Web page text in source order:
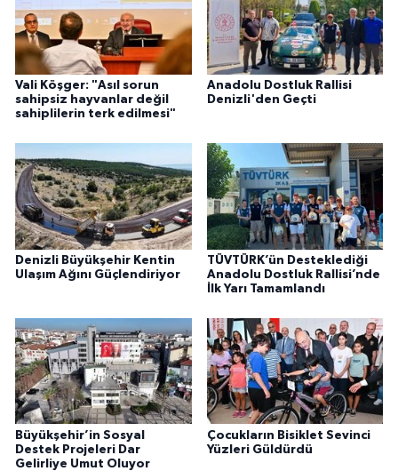
Vali Köşger: "Asıl sorun
sahipsiz hayvanlar değil
sahiplilerin terk edilmesi"
Anadolu Dostluk Rallisi
Denizli'den Geçti
Denizli Büyükşehir Kentin
Ulaşım Ağını Güçlendiriyor
TÜVTÜRK’ün Desteklediği
Anadolu Dostluk Rallisi’nde
İlk Yarı Tamamlandı
Büyükşehir’in Sosyal
Destek Projeleri Dar
Gelirliye Umut Oluyor
Çocukların Bisiklet Sevinci
Yüzleri Güldürdü